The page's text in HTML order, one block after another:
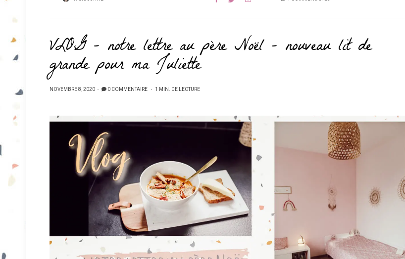
VLOG – notre lettre au père Noël – nouveau lit de
grande pour ma Juliette
PUBLIÉ
NOVEMBRE 8, 2020 0 COMMENTAIRE 1 MIN. DE LECTURE